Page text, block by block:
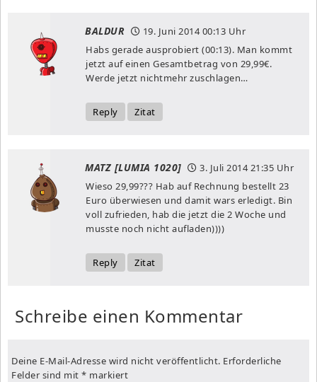
BALDUR 19. Juni 201400:13 Uhr
Habs gerade ausprobiert (00:13). Man kommt
jetzt auf einen Gesamtbetrag von 29,99€.
Werde jetzt nichtmehr zuschlagen…
Reply Zitat
MATZ [LUMIA 1020] 3. Juli 201421:35 Uhr
Wieso 29,99??? Hab auf Rechnung bestellt 23
Euro überwiesen und damit wars erledigt. Bin
voll zufrieden, hab die jetzt die 2 Woche und
musste noch nicht aufladen))))
Reply Zitat
Schreibe einen Kommentar
Deine E-Mail-Adresse wird nicht veröffentlicht. Erforderliche
Felder sind mit * markiert